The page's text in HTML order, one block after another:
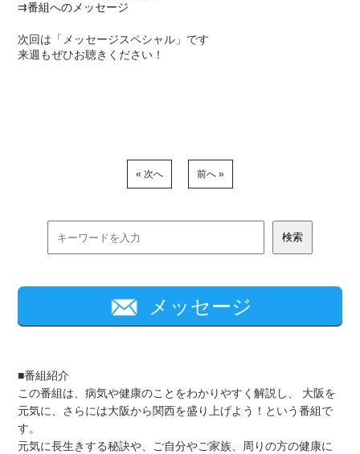
⇉番組へのメッセージ
次回は「メッセージスペシャル」です
来週もぜひお聴きください！
« 次へ 前へ »
メッセージ
■番組紹介
この番組は、病気や健康のことをわかりやすく解説し、 大阪を
元気に、さらには大阪から関西を盛り上げよう！という番組で
す。
元気に長生きする秘訣や、ご自分やご家族、周りの方の健康に